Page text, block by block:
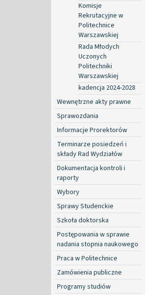
Komisje
Rekrutacyjne w
Politechnice
Warszawskiej
Rada Młodych
Uczonych
Politechniki
Warszawskiej
kadencja 2024-2028
Wewnętrzne akty prawne
Sprawozdania
Informacje Prorektorów
Terminarze posiedzeń i
składy Rad Wydziałów
Dokumentacja kontroli i
raporty
Wybory
Sprawy Studenckie
Szkoła doktorska
Postępowania w sprawie
nadania stopnia naukowego
Praca w Politechnice
Zamówienia publiczne
Programy studiów